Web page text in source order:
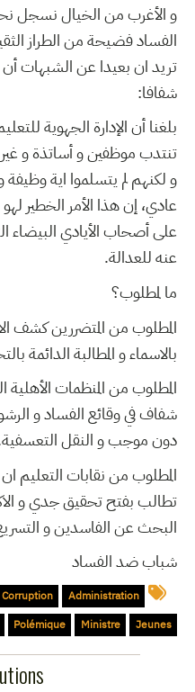
و الأغرب من الخيال نسجل
الفساد فضيحة من الطراز
تريد ان بعيدا عن الشبهات أن
شفافا:
بلغنا أن الإدارة الجهوية
تنتدب موظفين و أساتذة و
و لكنهم لم يتسلموا اية
عادي، إن هذا الأمر الخطير
على أصحاب الأيادي البيضاء
عنه للعدالة.
ما لمطلوب؟
المطلوب من المتضررين كشف
بالاسماء و المطالبة الدائمة
المطلوب من المنظمات
شفاف في وقائع الفساد و
دون موجب و النقل
المطلوب من نقابات التعليم
تطالب بفتح تحقيق جدي و
البحث عن الفاسدين و
شباب ضد الفساد
Administration
Corruption
Jeunes
Ministre
Polémique